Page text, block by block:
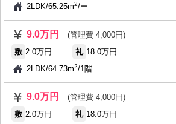
2LDK/65.25m2/ー
9.0万円
(管理費 4,000円)
敷 2.0万円 礼 18.0万円
2LDK/64.73m2/1階
9.0万円
(管理費 4,000円)
敷 2.0万円 礼 18.0万円